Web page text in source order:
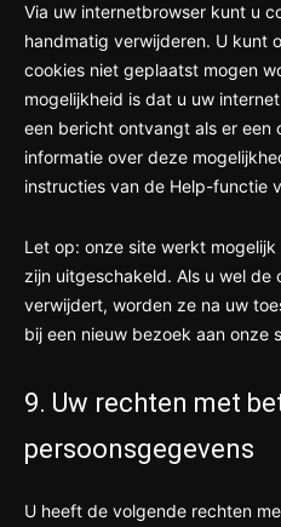
Via uw internetbrowser kunt u
handmatig verwijderen. U kunt
cookies niet geplaatst mogen
mogelijkheid is dat u uw
een bericht ontvangt als er
informatie over deze
instructies van de Help-functie
Let op: onze site werkt
zijn uitgeschakeld. Als u wel de
verwijdert, worden ze na uw
bij een nieuw bezoek aan onze
9. Uw rechten met
persoonsgegevens
U heeft de volgende rechten